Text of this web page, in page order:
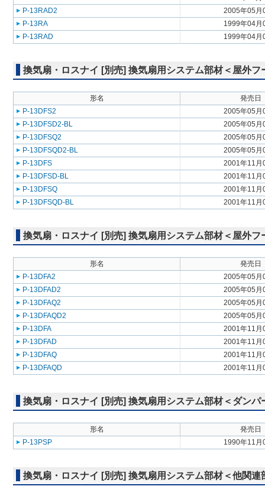
P-13RAD2
2005年05月
P-13RA
1999年04月
P-13RAD
1999年04月
換気扇・ロスナイ [別売] 換気扇用システム部材＜屋外
形名
発売日
P-13DFS2
2005年05月
P-13DFSD2-BL
2005年05月
P-13DFSQ2
2005年05月
P-13DFSQD2-BL
2005年05月
P-13DFS
2001年11月
P-13DFSD-BL
2001年11月
P-13DFSQ
2001年11月
P-13DFSQD-BL
2001年11月
換気扇・ロスナイ [別売] 換気扇用システム部材＜屋外
形名
発売日
P-13DFA2
2005年05月
P-13DFAD2
2005年05月
P-13DFAQ2
2005年05月
P-13DFAQD2
2005年05月
P-13DFA
2001年11月
P-13DFAD
2001年11月
P-13DFAQ
2001年11月
P-13DFAQD
2001年11月
換気扇・ロスナイ [別売] 換気扇用システム部材＜ダンパ
形名
発売日
P-13PSP
1990年11月
換気扇・ロスナイ [別売] 換気扇用システム部材＜他関連